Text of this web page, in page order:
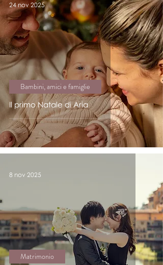
Il primo Natale di Aria
Bambini, amici e famiglie
24 nov 2025
Matrimonio
8 nov 2025